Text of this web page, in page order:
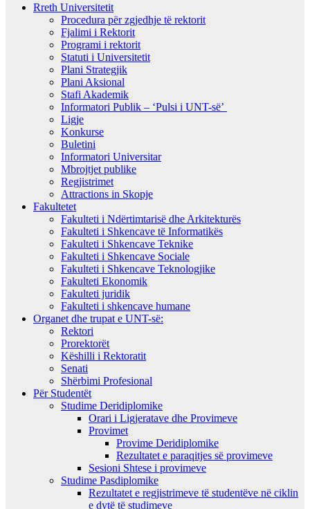
Rreth Universitetit
Procedura për zgjedhje të rektorit
Fjalimi i Rektorit
Programi i rektorit
Statuti i Universitetit
Plani Strategjik
Plani Aksional
Stafi Akademik
Informatori Publik – ‘Pulsi i UNT-së’
Ligje
Konkurse
Buletini
Informatori Universitar
Mbrojtjet publike
Regjistrimet
Attractions in Skopje
Fakultetet
Fakulteti i Ndërtimtarisë dhe Arkitekturës
Fakulteti i Shkencave të Informatikës
Fakulteti i Shkencave Teknike
Fakulteti i Shkencave Sociale
Fakulteti i Shkencave Teknologjike
Fakulteti Ekonomik
Fakulteti juridik
Fakulteti i shkencave humane
Organet dhe trupat e UNT-së:
Rektori
Prorektorët
Këshilli i Rektoratit
Senati
Shërbimi Profesional
Për Studentët
Studime Deridiplomike
Orari i Ligjeratave dhe Provimeve
Provimet
Provime Deridiplomike
Rezultatet e paraqitjes së provimeve
Sesioni Shtese i provimeve
Studime Pasdiplomike
Rezultatet e regjistrimeve të studentëve në ciklin
e dytë të studimeve